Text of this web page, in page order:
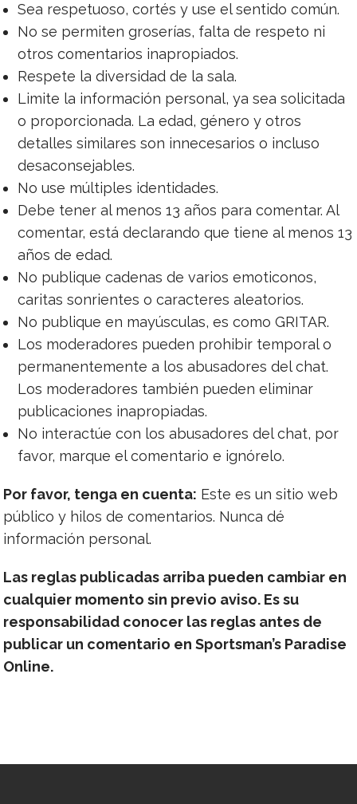
Sea respetuoso, cortés y use el sentido común.
No se permiten groserías, falta de respeto ni
otros comentarios inapropiados.
Respete la diversidad de la sala.
Limite la información personal, ya sea solicitada
o proporcionada. La edad, género y otros
detalles similares son innecesarios o incluso
desaconsejables.
No use múltiples identidades.
Debe tener al menos 13 años para comentar. Al
comentar, está declarando que tiene al menos 13
años de edad.
No publique cadenas de varios emoticonos,
caritas sonrientes o caracteres aleatorios.
No publique en mayúsculas, es como GRITAR.
Los moderadores pueden prohibir temporal o
permanentemente a los abusadores del chat.
Los moderadores también pueden eliminar
publicaciones inapropiadas.
No interactúe con los abusadores del chat, por
favor, marque el comentario e ignórelo.
Por favor, tenga en cuenta: Este es un sitio web
público y hilos de comentarios. Nunca dé
información personal.
Las reglas publicadas arriba pueden cambiar en
cualquier momento sin previo aviso. Es su
responsabilidad conocer las reglas antes de
publicar un comentario en Sportsman’s Paradise
Online.